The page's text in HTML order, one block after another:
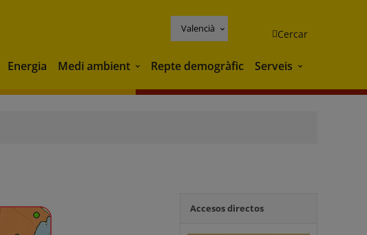
Valencià Cercar
Energia Medi ambient Medi ambient
Repte demogràfic Serveis Serveis
Accesos directos